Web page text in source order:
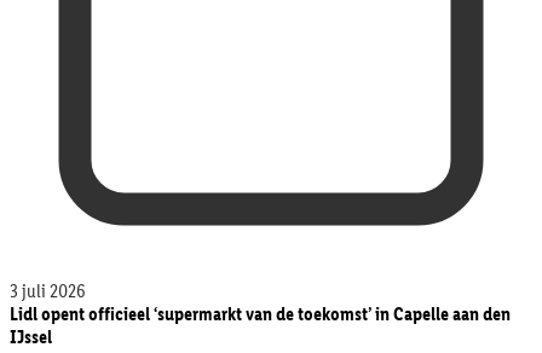
3 juli 2026
Lidl opent officieel ‘supermarkt van de toekomst’ in Capelle aan den
IJssel